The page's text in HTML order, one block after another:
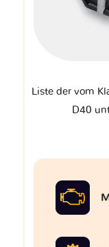
Liste der vom
D40